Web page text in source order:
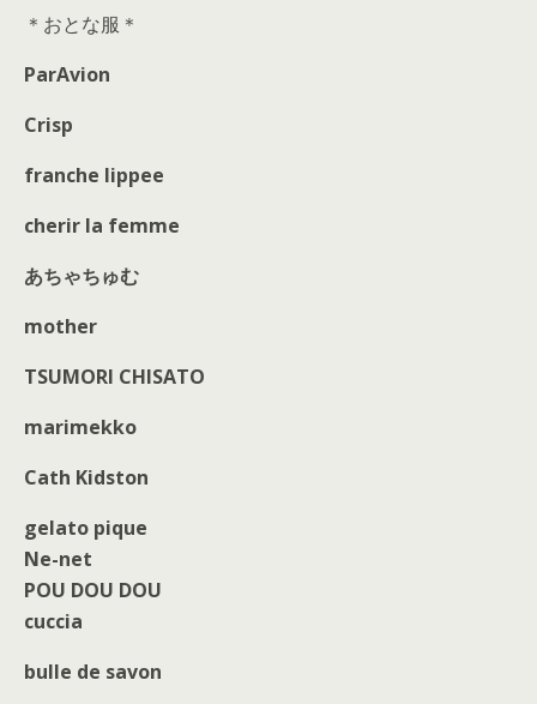
＊おとな服＊
ParAvion
Crisp
franche lippee
cherir la femme
あちゃちゅむ
mother
TSUMORI CHISATO
marimekko
Cath Kidston
gelato pique
Ne-net
POU DOU DOU
cuccia
bulle de savon